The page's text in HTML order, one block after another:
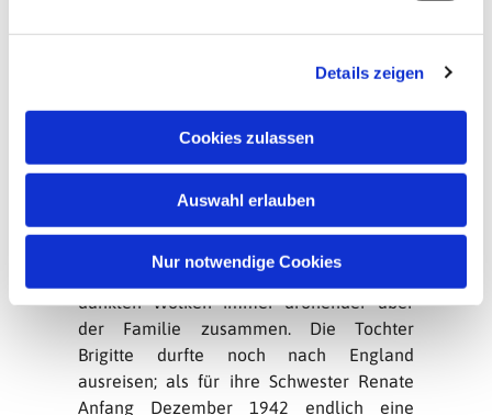
Details zeigen
Cookies zulassen
Auswahl erlauben
Nur notwendige Cookies
Liederbändchen „Kyrie“: Texte, die von
tiefer Vertrautheit mit der Bibel zeugen
beheimatet, zugleich aber der
Niederschlag sehr persönlicher
Glaubenserfahrungen sind. Dunkle, aus
dem Schmerz geborene Gesänge, die
Finsternis und Verzweiflung nicht
sind. Währenddessen zogen sich die
dunklen Wolken immer drohender über
der Familie zusammen. Die Tochter
Brigitte durfte noch nach England
ausreisen; als für ihre Schwester Renate
Anfang Dezember 1942 endlich eine